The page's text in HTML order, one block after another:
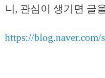
니, 관심이 생기면 글
https://blog.naver.com/